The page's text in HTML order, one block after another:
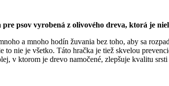
psov vyrobená z olivového dreva, ktorá je
a mnoho hodín žuvania bez toho, aby sa
to nie je všetko. Táto hračka je tiež skvelou
v ktorom je drevo namočené, zlepšuje kvalitu